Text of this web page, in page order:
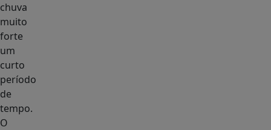
chuva
muito
forte
um
curto
período
de
tempo.
O